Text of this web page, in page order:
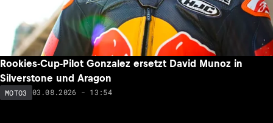
Rookies-Cup-Pilot Gonzalez ersetzt David Munoz in
Silverstone und Aragon
MOTO3 03.08.2026 - 13:54